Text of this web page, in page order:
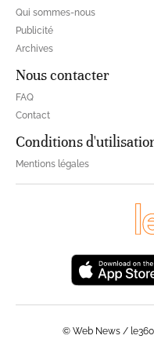
Qui sommes-nous
Publicité
Archives
Nous contacter
FAQ
Contact
Conditions
Mentions légales
© Web News /